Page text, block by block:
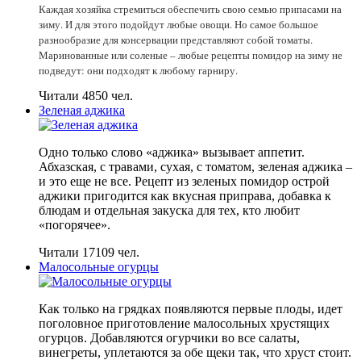
Каждая хозяйка стремиться обеспечить свою семью припасами на
зиму. И для этого подойдут любые овощи. Но самое большое
разнообразие для консервации представляют собой томаты.
Маринованные или соленые – любые рецепты помидор на зиму не
подведут: они подходят к любому гарниру.
Читали 4850 чел.
Зеленая аджика
Одно только слово «аджика» вызывает аппетит.
Абхазская, с травами, сухая, с томатом, зеленая аджика –
и это еще не все. Рецепт из зеленых помидор острой
аджики пригодится как вкусная приправа, добавка к
блюдам и отдельная закуска для тех, кто любит
«погорячее».
Читали 17109 чел.
Малосольные огурцы
Как только на грядках появляются первые плоды, идет
поголовное приготовление малосольных хрустящих
огурцов. Добавляются огурчики во все салаты,
винегреты, уплетаются за обе щеки так, что хруст стоит.